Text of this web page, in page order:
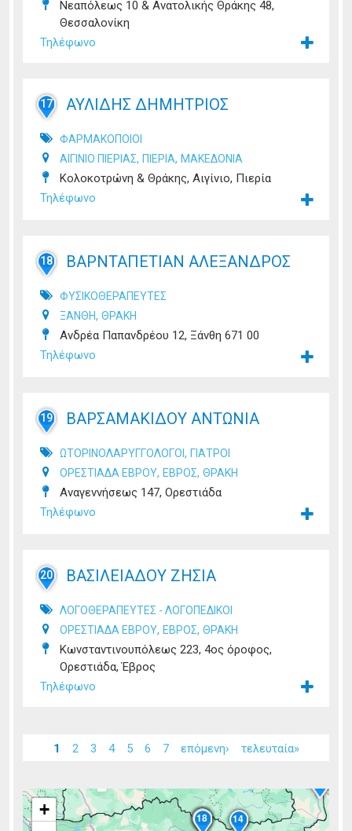
Νεαπόλεως 10 & Ανατολικής Θράκης 48,
Θεσσαλονίκη
Τηλέφωνο
17 ΑΥΛΙΔΗΣ ΔΗΜΗΤΡΙΟΣ
ΦΑΡΜΑΚΟΠΟΙΟΙ
ΑΙΓΙΝΙΟ ΠΙΕΡΙΑΣ, ΠΙΕΡΙΑ, ΜΑΚΕΔΟΝΙΑ
Κολοκοτρώνη & Θράκης, Αιγίνιο, Πιερία
Τηλέφωνο
18 ΒΑΡΝΤΑΠΕΤΙΑΝ ΑΛΕΞΑΝΔΡΟΣ
ΦΥΣΙΚΟΘΕΡΑΠΕΥΤΕΣ
ΞΑΝΘΗ, ΘΡΑΚΗ
Ανδρέα Παπανδρέου 12, Ξάνθη 671 00
Τηλέφωνο
19 ΒΑΡΣΑΜΑΚΙΔΟΥ ΑΝΤΩΝΙΑ
ΩΤΟΡΙΝΟΛΑΡΥΓΓΟΛΟΓΟΙ , ΓΙΑΤΡΟΙ
ΟΡΕΣΤΙΑΔΑ ΕΒΡΟΥ, ΕΒΡΟΣ, ΘΡΑΚΗ
Αναγεννήσεως 147, Ορεστιάδα
Τηλέφωνο
20 ΒΑΣΙΛΕΙΑΔΟΥ ΖΗΣΙΑ
ΛΟΓΟΘΕΡΑΠΕΥΤΕΣ - ΛΟΓΟΠΕΔΙΚΟΙ
ΟΡΕΣΤΙΑΔΑ ΕΒΡΟΥ, ΕΒΡΟΣ, ΘΡΑΚΗ
Κωνσταντινουπόλεως 223, 4ος όροφος,
Ορεστιάδα, Έβρος
Τηλέφωνο
1 2 3 4 5 6 7 επόμενη› τελευταία»
2
4
6
8
10
11
12
13
14
18
+